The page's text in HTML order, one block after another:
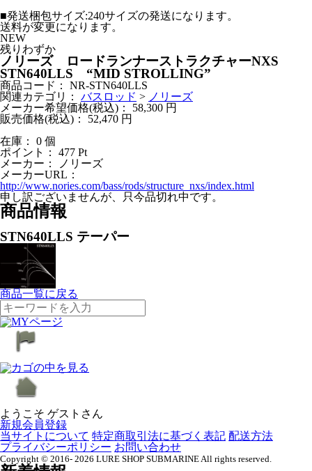
■発送梱包サイズ:240サイズの発送になります。
送料が変更になります。
NEW
残りわずか
ノリーズ ロードランナーストラクチャーNXS
STN640LLS “MID STROLLING”
商品コード：
NR-STN640LLS
関連カテゴリ：
バスロッド > ノリーズ
メーカー希望価格(税込)：
58,300 円
販売価格(税込)：
52,470 円
在庫： 0 個
ポイント：
477 Pt
メーカー：
ノリーズ
メーカーURL：
http://www.nories.com/bass/rods/structure_nxs/index.html
申し訳ございませんが、只今品切れ中です。
商品情報
STN640LLS テーパー
商品一覧に戻る
ようこそ ゲストさん
新規会員登録
当サイトについて 特定商取引法に基づく表記 配送方法
プライバシーポリシー お問い合わせ
Copyright © 2016- 2026 LURE SHOP SUBMARINE All rights reserved.